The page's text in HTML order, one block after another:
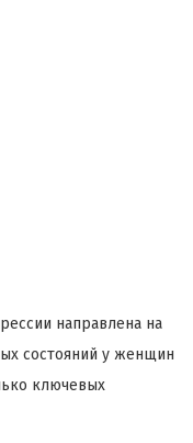
направлена на
состояний у женщин
ключевых